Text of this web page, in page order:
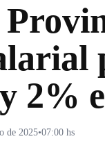
2%
de 2025•07:00 hs